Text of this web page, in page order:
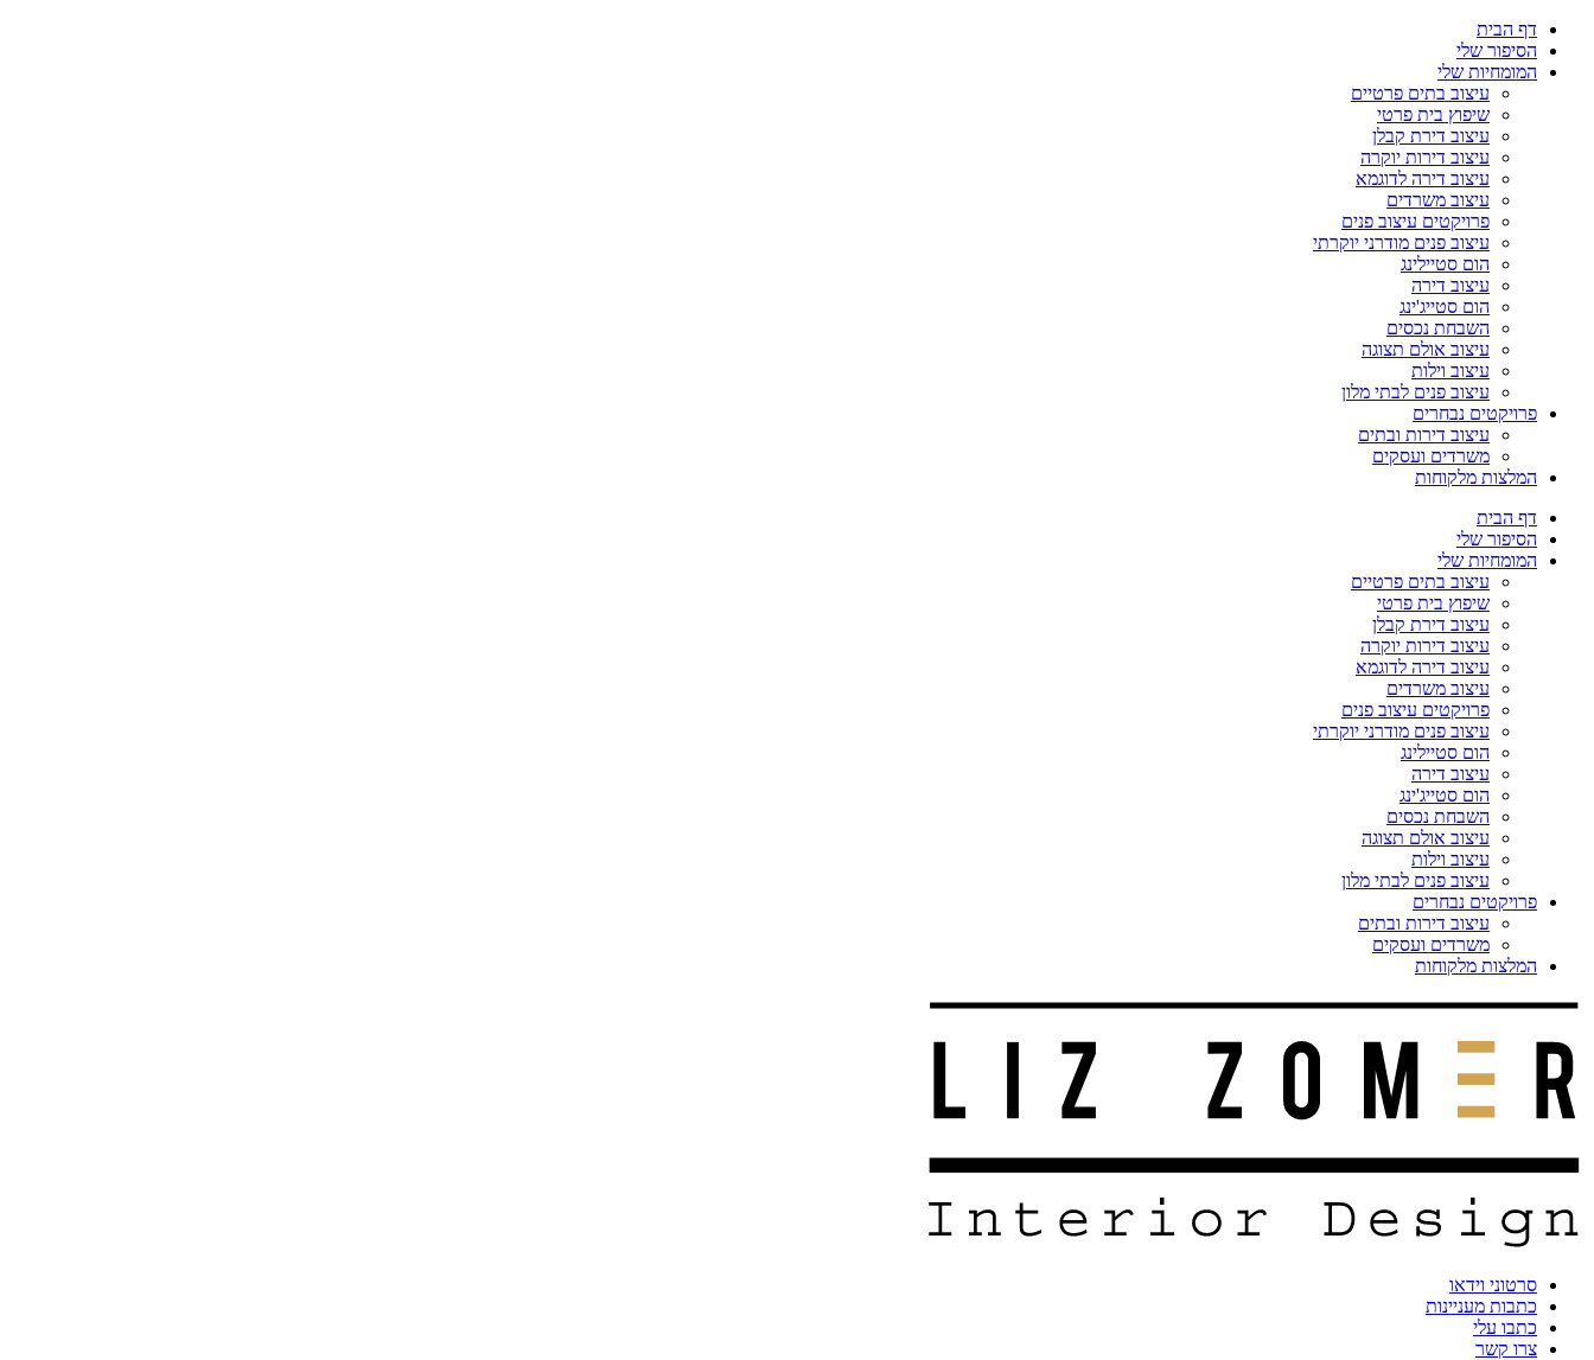
דף הבית
הסיפור שלי
המומחיות שלי
עיצוב בתים פרטיים
שיפוץ בית פרטי
עיצוב דירת קבלן
עיצוב דירות יוקרה
עיצוב דירה לדוגמא
עיצוב משרדים
פרויקטים עיצוב פנים
עיצוב פנים מודרני יוקרתי
הום סטיילינג
עיצוב דירה
הום סטייג'ינג
השבחת נכסים
עיצוב אולם תצוגה
עיצוב וילות
עיצוב פנים לבתי מלון
פרויקטים נבחרים
עיצוב דירות ובתים
משרדים ועסקים
המלצות מלקוחות
דף הבית
הסיפור שלי
המומחיות שלי
עיצוב בתים פרטיים
שיפוץ בית פרטי
עיצוב דירת קבלן
עיצוב דירות יוקרה
עיצוב דירה לדוגמא
עיצוב משרדים
פרויקטים עיצוב פנים
עיצוב פנים מודרני יוקרתי
הום סטיילינג
עיצוב דירה
הום סטייג'ינג
השבחת נכסים
עיצוב אולם תצוגה
עיצוב וילות
עיצוב פנים לבתי מלון
פרויקטים נבחרים
עיצוב דירות ובתים
משרדים ועסקים
המלצות מלקוחות
סרטוני וידאו
כתבות מעניינות
כתבו עלי
צרו קשר